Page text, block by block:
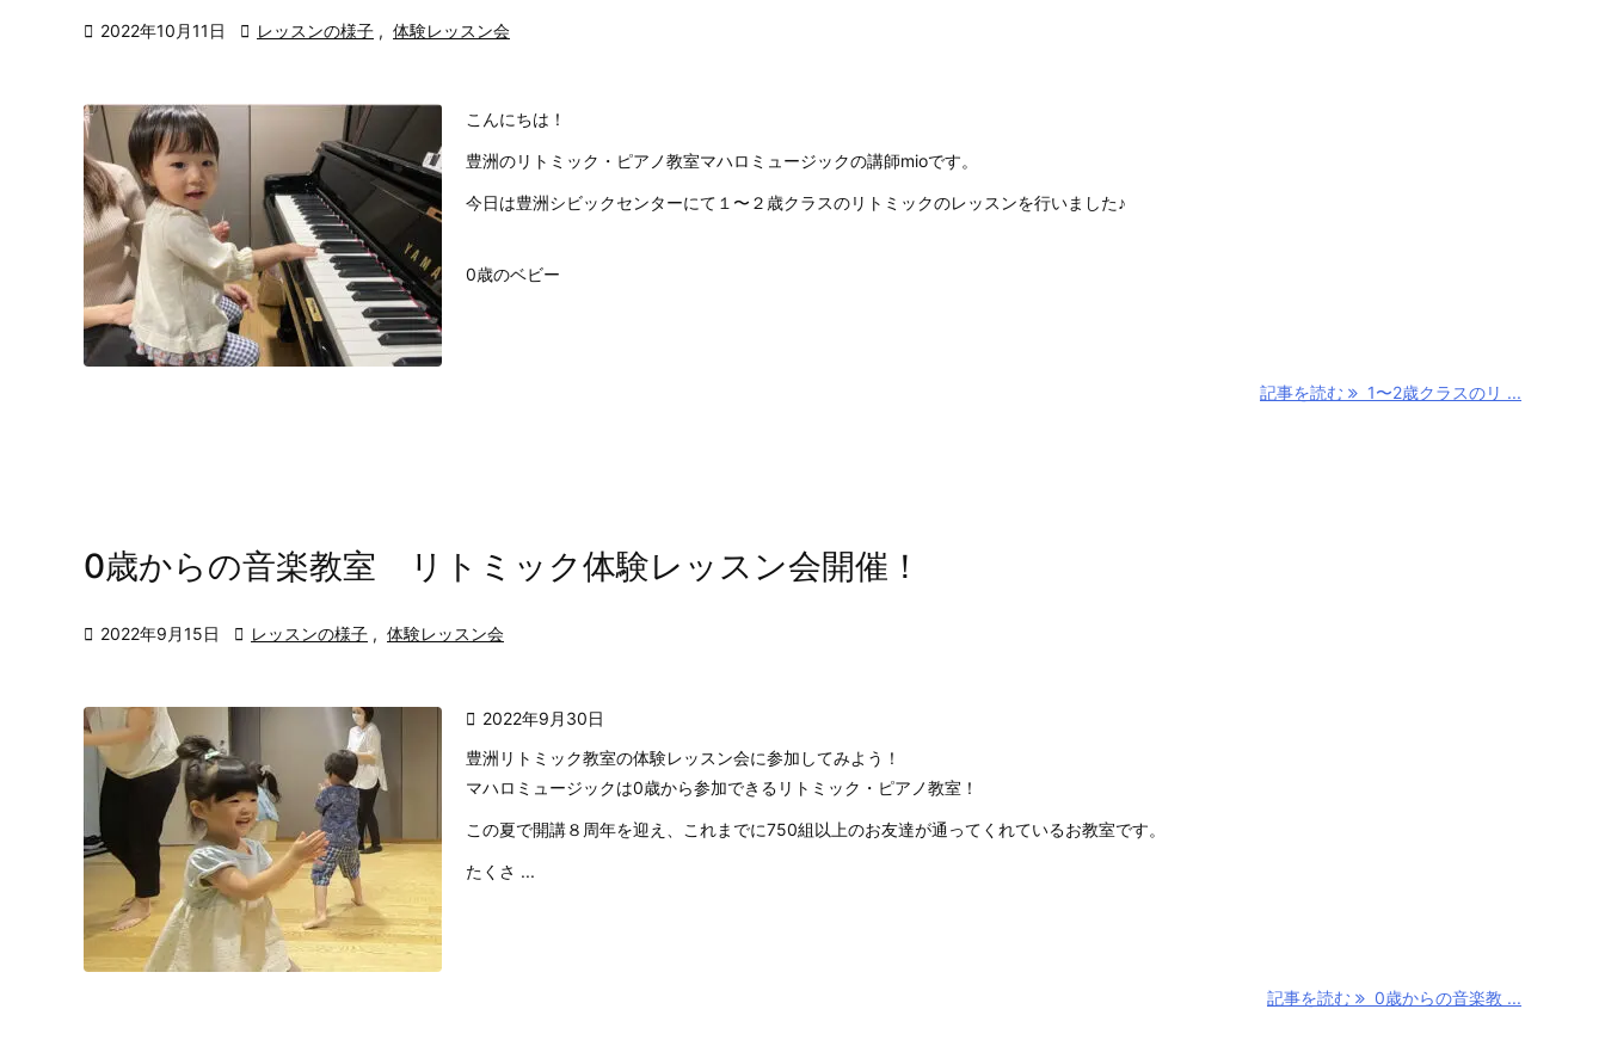
 2022年10月11日  レッスンの様子 , 体験レッスン会
こんにちは！
豊洲のリトミック・ピアノ教室マハロミュージックの講師mioです。
今日は豊洲シビックセンターにて１〜２歳クラスのリトミックのレッスンを行いました♪
0歳のベビー
記事を読む 1〜2歳クラスのリ ...
0歳からの音楽教室 リトミック体験レッスン会開催！
 2022年9月15日  レッスンの様子 , 体験レッスン会
 2022年9月30日
豊洲リトミック教室の体験レッスン会に参加してみよう！
マハロミュージックは0歳から参加できるリトミック・ピアノ教室！
この夏で開講８周年を迎え、これまでに750組以上のお友達が通ってくれているお教室です。
たくさ ...
記事を読む 0歳からの音楽教 ...